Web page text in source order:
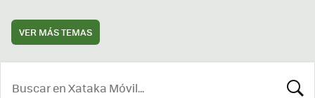
VER MÁS TEMAS